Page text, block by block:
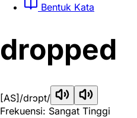
Bentuk Kata
dropped
[AS] /drɔpt/
Frekuensi: Sangat Tinggi